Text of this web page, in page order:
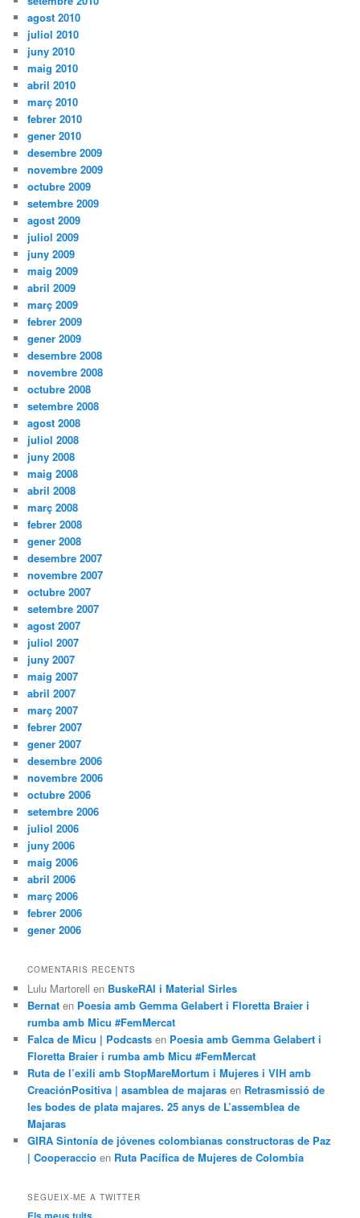
agost 2010
juliol 2010
juny 2010
maig 2010
abril 2010
març 2010
febrer 2010
gener 2010
desembre 2009
novembre 2009
octubre 2009
setembre 2009
agost 2009
juliol 2009
juny 2009
maig 2009
abril 2009
març 2009
febrer 2009
gener 2009
desembre 2008
novembre 2008
octubre 2008
setembre 2008
agost 2008
juliol 2008
juny 2008
maig 2008
abril 2008
març 2008
febrer 2008
gener 2008
desembre 2007
novembre 2007
octubre 2007
setembre 2007
agost 2007
juliol 2007
juny 2007
maig 2007
abril 2007
març 2007
febrer 2007
gener 2007
desembre 2006
novembre 2006
octubre 2006
setembre 2006
juliol 2006
juny 2006
maig 2006
abril 2006
març 2006
febrer 2006
gener 2006
COMENTARIS RECENTS
Lulu Martorell en BuskeRAI i Material Sirles
Bernat en Poesia amb Gemma Gelabert i Floretta Braier i
rumba amb Micu #FemMercat
Falca de Micu | Podcasts en Poesia amb Gemma Gelabert i
Floretta Braier i rumba amb Micu #FemMercat
Ruta de l’exili amb StopMareMortum i Mujeres i VIH amb
CreaciónPositiva | asamblea de majaras en Retrasmissió de
les bodes de plata majares. 25 anys de L’assemblea de
Majaras
GIRA Sintonía de jóvenes colombianas constructoras de Paz
| Cooperaccio en Ruta Pacífica de Mujeres de Colombia
SEGUEIX-ME A TWITTER